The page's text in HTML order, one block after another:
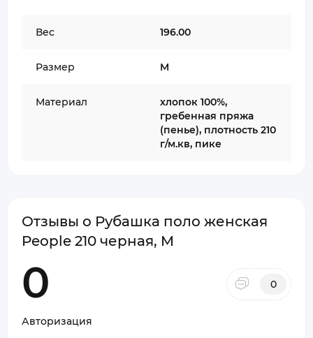
Вес 196.00
Размер M
Материал
хлопок 100%,
гребенная пряжа
(пенье), плотность 210
г/м.кв, пике
Отзывы о Рубашка поло женская
People 210 черная, M
0 0
Авторизация